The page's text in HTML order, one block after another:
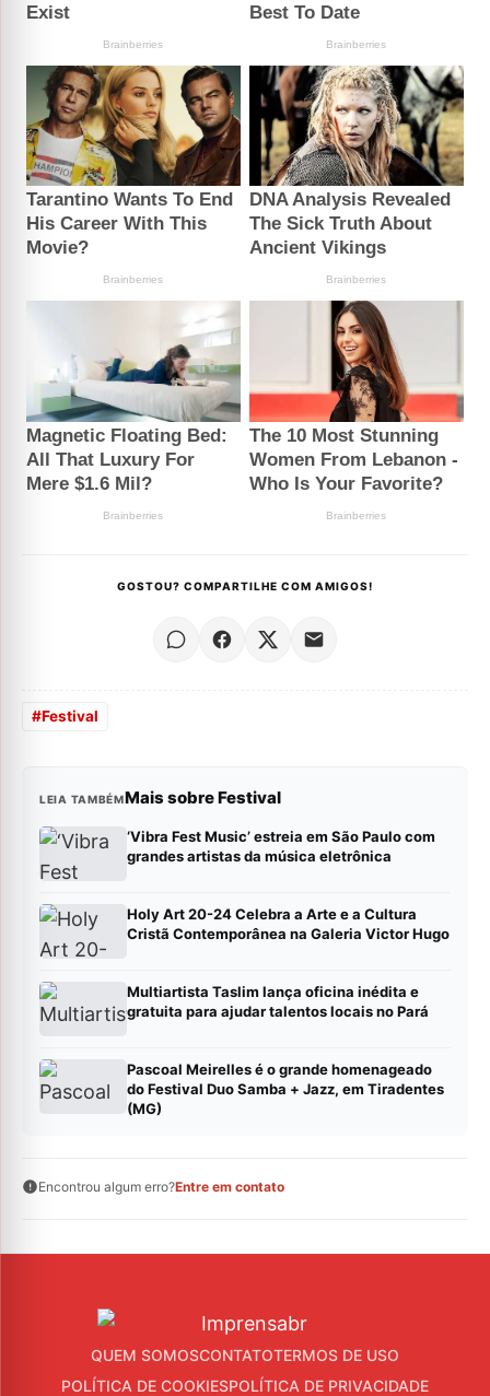
GOSTOU? COMPARTILHE COM AMIGOS!
#Festival
LEIA TAMBÉMMais sobre Festival
‘Vibra Fest Music’ estreia em São Paulo com
grandes artistas da música eletrônica
Holy Art 20-24 Celebra a Arte e a Cultura
Cristã Contemporânea na Galeria Victor Hugo
Multiartista Taslim lança oficina inédita e
gratuita para ajudar talentos locais no Pará
Pascoal Meirelles é o grande homenageado
do Festival Duo Samba + Jazz, em Tiradentes
(MG)
Encontrou algum erro?Entre em contato
QUEM SOMOSCONTATOTERMOS DE USO
POLÍTICA DE COOKIESPOLÍTICA DE PRIVACIDADE